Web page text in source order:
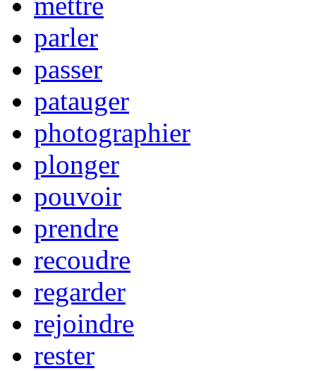
parler
passer
patauger
photographier
plonger
pouvoir
prendre
recoudre
regarder
rejoindre
rester